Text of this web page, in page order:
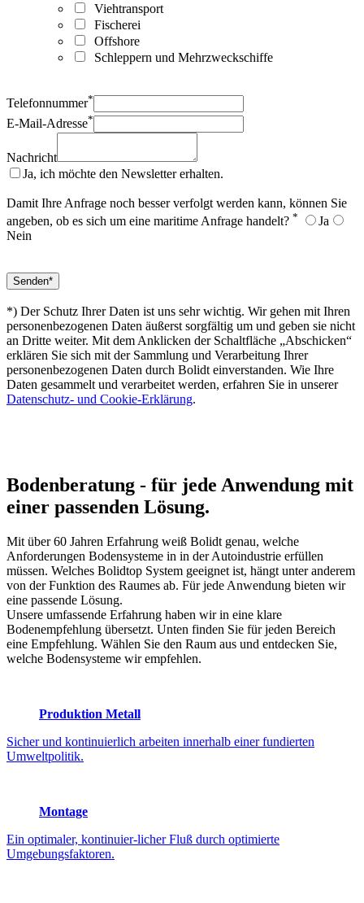
Viehtransport
Fischerei
Offshore
Schleppern und Mehrzweckschiffe
Telefonnummer*
E-Mail-Adresse*
Nachricht
Ja, ich möchte den Newsletter erhalten.
Damit Ihre Anfrage noch besser verfolgt werden kann, können Sie
angeben, ob es sich um eine maritime Anfrage handelt? *
Ja
Nein
*) Der Schutz Ihrer Daten ist uns sehr wichtig. Wir gehen mit Ihren
personenbezogenen Daten äußerst sorgfältig um und geben sie nicht
an Dritte weiter. Mit dem Anklicken der Schaltfläche „Abschicken“
erklären Sie sich mit der Sammlung und Verarbeitung Ihrer
personenbezogenen Daten durch Bolidt einverstanden. Wie Ihre
Daten gesammelt und verarbeitet werden, erfahren Sie in unserer
Datenschutz- und Cookie-Erklärung.
Bodenberatung - für jede Anwendung mit
einer passenden Lösung.
Mit über 60 Jahren Erfahrung weiß Bolidt genau, welche
Anforderungen Bodensysteme in in der Autoindustrie erfüllen
müssen. Welches Bolidtop System geeignet ist, hängt unter anderem
von der Funktion des Raumes ab. Für jede Anwendung bieten wir
eine passende Lösung.
Unsere umfassende Erfahrung haben wir in eine klare
Bodenempfehlung übersetzt. Unten finden Sie für jeden Bereich
eine Empfehlung. Wählen Sie den Raum aus und entdecken Sie,
welche Bodensysteme wir empfehlen.
Produktion Metall
Sicher und kontinuierlich arbeiten innerhalb einer fundierten
Umweltpolitik.
Montage
Ein optimaler, kontinuier-licher Fluß durch optimierte
Umgebungsfaktoren.